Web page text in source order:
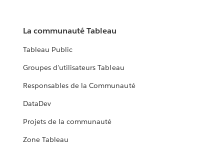
La communauté Tableau
Tableau Public
Groupes d'utilisateurs Tableau
Responsables de la Communauté
DataDev
Projets de la communauté
Zone Tableau